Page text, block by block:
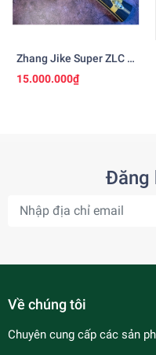
Zhang Jike Super ZLC -
Ngừng Sản Xuất
15.000.000₫
Đăng
Về chúng tôi
Chuyên cung cấp các sản